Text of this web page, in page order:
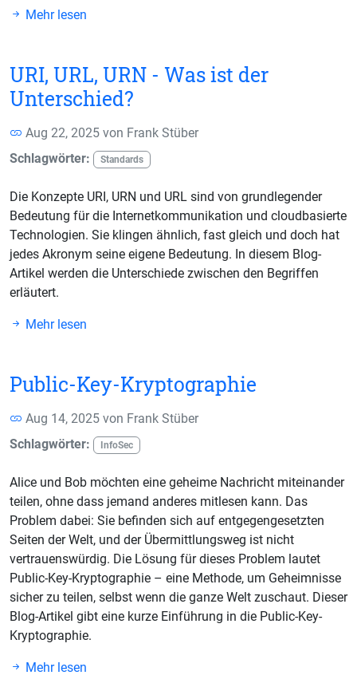
Mehr lesen
URI, URL, URN - Was ist der
Unterschied?
Aug 22, 2025 von Frank Stüber
Schlagwörter:
Standards
Die Konzepte URI, URN und URL sind von grundlegender
Bedeutung für die Internetkommunikation und cloudbasierte
Technologien. Sie klingen ähnlich, fast gleich und doch hat
jedes Akronym seine eigene Bedeutung. In diesem Blog-
Artikel werden die Unterschiede zwischen den Begriffen
erläutert.
Mehr lesen
Public-Key-Kryptographie
Aug 14, 2025 von Frank Stüber
Schlagwörter:
InfoSec
Alice und Bob möchten eine geheime Nachricht miteinander
teilen, ohne dass jemand anderes mitlesen kann. Das
Problem dabei: Sie befinden sich auf entgegengesetzten
Seiten der Welt, und der Übermittlungsweg ist nicht
vertrauenswürdig. Die Lösung für dieses Problem lautet
Public-Key-Kryptographie – eine Methode, um Geheimnisse
sicher zu teilen, selbst wenn die ganze Welt zuschaut. Dieser
Blog-Artikel gibt eine kurze Einführung in die Public-Key-
Kryptographie.
Mehr lesen